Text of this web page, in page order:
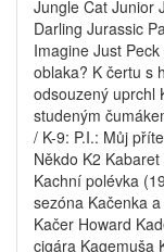
Jungle Cat Junior
Darling Jurassic
Imagine Just
oblaka? K čertu s
odsouzený uprchl
studeným
/ K-9: P.I.: Můj
Někdo K2
Kachní polévka
sezóna Kačenka
Kačer Howard
cigára Kagemuša